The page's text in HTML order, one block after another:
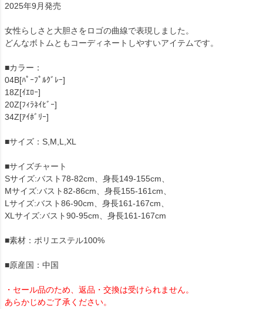
2025年9月発売
女性らしさと大胆さをロゴの曲線で表現しました。
どんなボトムともコーディネートしやすいアイテムです。
■カラー：
04B[ﾊﾟｰﾌﾟﾙｸﾞﾚｰ]
18Z[ｲｴﾛｰ]
20Z[ﾌｨﾗﾈｲﾋﾞｰ]
34Z[ｱｲﾎﾞﾘｰ]
■サイズ：S,M,L,XL
■サイズチャート
Sサイズ:バスト78-82cm、身長149-155cm、
Mサイズ:バスト82-86cm、身長155-161cm、
Lサイズ:バスト86-90cm、身長161-167cm、
XLサイズ:バスト90-95cm、身長161-167cm
■素材：ポリエステル100%
■原産国：中国
・セール品のため、返品・交換は受けられません。
あらかじめご了承ください。